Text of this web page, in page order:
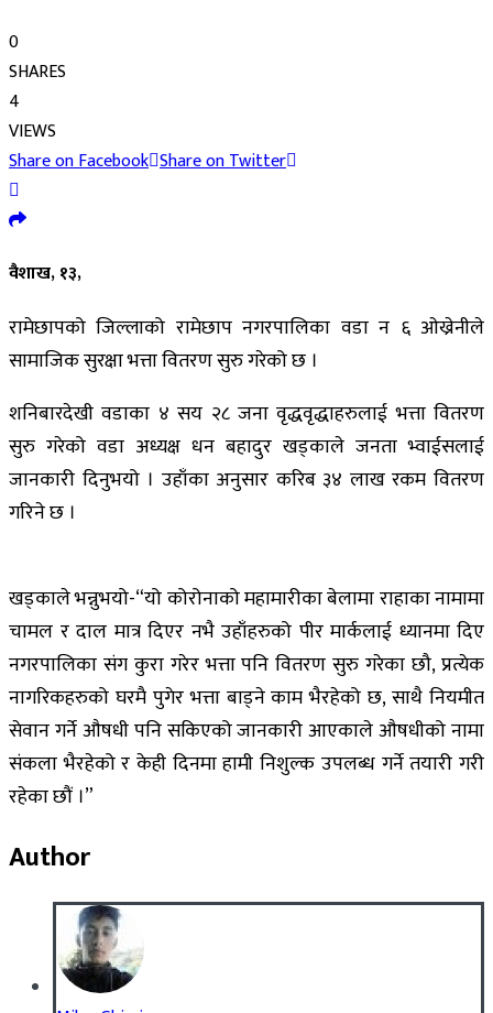
0
SHARES
4
VIEWS
Share on Facebook Share on Twitter
वैशाख, १३,
रामेछापको जिल्लाको रामेछाप नगरपालिका वडा न ६ ओख्रेनीले
सामाजिक सुरक्षा भत्ता वितरण सुरु गरेको छ ।
शनिबारदेखी वडाका ४ सय २८ जना वृद्धवृद्धाहरुलाई भत्ता वितरण
सुरु गरेको वडा अध्यक्ष धन बहादुर खड्काले जनता भ्वाईसलाई
जानकारी दिनुभयो । उहाँका अनुसार करिब ३४ लाख रकम वितरण
गरिने छ ।
खड्काले भन्नुभयो-“यो कोरोनाको महामारीका बेलामा राहाका नामामा
चामल र दाल मात्र दिएर नभै उहाँहरुको पीर मार्कलाई ध्यानमा दिए
नगरपालिका संग कुरा गरेर भत्ता पनि वितरण सुरु गरेका छौ, प्रत्येक
नागरिकहरुको घरमै पुगेर भत्ता बाड्ने काम भैरहेको छ, साथै नियमीत
सेवान गर्ने औषधी पनि सकिएको जानकारी आएकाले औषधीको नामा
संकला भैरहेको र केही दिनमा हामी निशुल्क उपलब्ध गर्ने तयारी गरी
रहेका छौं ।”
Author